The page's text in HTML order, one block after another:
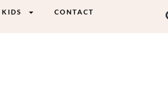
KIDS CONTACT